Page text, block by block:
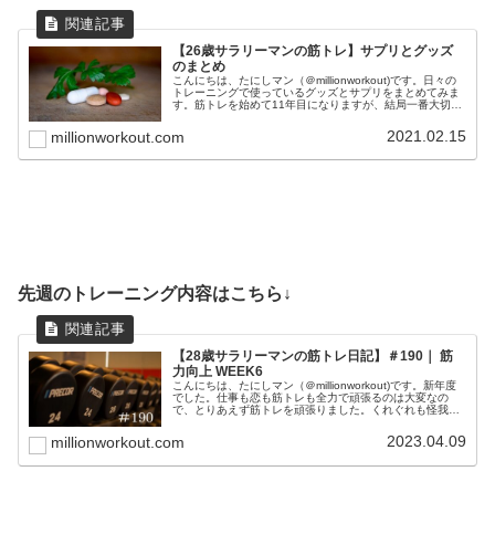
【26歳サラリーマンの筋トレ】サプリとグッズ
のまとめ
こんにちは、たにしマン（＠millionworkout)です。日々の
トレーニングで使っているグッズとサプリをまとめてみま
す。筋トレを始めて11年目になりますが、結局一番大切な
millionworkout.com 2021.02.15
先週のトレーニング内容はこちら↓
【28歳サラリーマンの筋トレ日記】＃190｜ 筋
力向上 WEEK6
こんにちは、たにしマン（＠millionworkout)です。新年度
でした。仕事も恋も筋トレも全力で頑張るのは大変なの
で、とりあえず筋トレを頑張りました。くれぐれも怪我に
millionworkout.com 2023.04.09